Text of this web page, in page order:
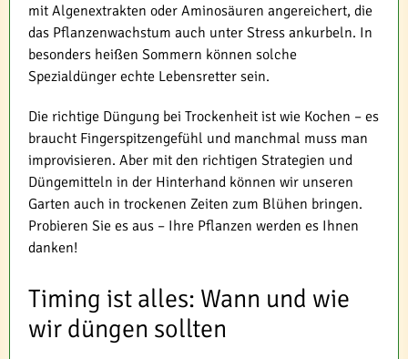
mit Algenextrakten oder Aminosäuren angereichert, die
das Pflanzenwachstum auch unter Stress ankurbeln. In
besonders heißen Sommern können solche
Spezialdünger echte Lebensretter sein.
Die richtige Düngung bei Trockenheit ist wie Kochen – es
braucht Fingerspitzengefühl und manchmal muss man
improvisieren. Aber mit den richtigen Strategien und
Düngemitteln in der Hinterhand können wir unseren
Garten auch in trockenen Zeiten zum Blühen bringen.
Probieren Sie es aus – Ihre Pflanzen werden es Ihnen
danken!
Timing ist alles: Wann und wie
wir düngen sollten